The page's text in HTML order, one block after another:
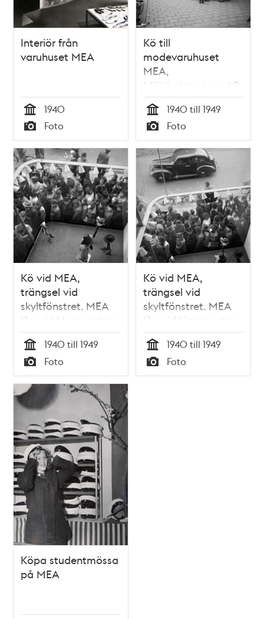
Interiör från
varuhuset MEA
Tid
1940
Typ
Foto
Kö till
modevaruhuset
MEA,
Militärekiperings AB,
vid Hamngatan 3.
Tid
1940 till 1949
Typ
Foto
Kö vid MEA,
trängsel vid
skyltfönstret. MEA
låg vid Hamngatan
3 mellan 1883 och
1985
Tid
1940 till 1949
Typ
Foto
Kö vid MEA,
trängsel vid
skyltfönstret. MEA
låg vid Hamngatan
3 mellan 1883 och
1985
Tid
1940 till 1949
Typ
Foto
Köpa studentmössa
på MEA